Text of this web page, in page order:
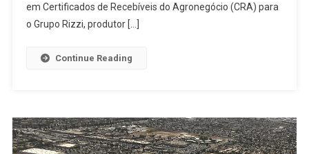
em Certificados de Recebíveis do Agronegócio (CRA) para
o Grupo Rizzi, produtor […]
Continue Reading